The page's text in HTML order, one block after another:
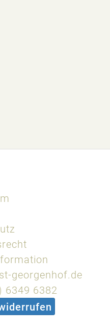
georgenhof.de
6349 6382